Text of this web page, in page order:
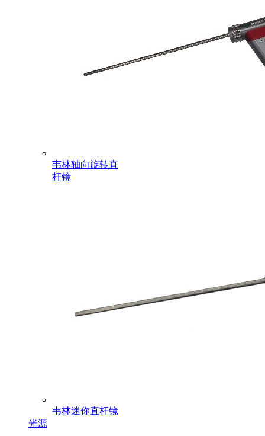
韦林轴向旋转直
杆镜
韦林迷你直杆镜
光源